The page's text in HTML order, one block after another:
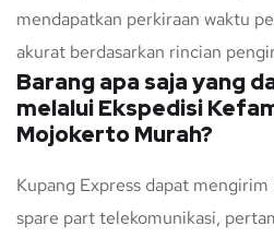
mendapatkan perkiraan waktu
akurat berdasarkan rincian
Barang apa saja yang
melalui Ekspedisi
Mojokerto Murah?
Kupang Express dapat
spare part telekomunikasi,